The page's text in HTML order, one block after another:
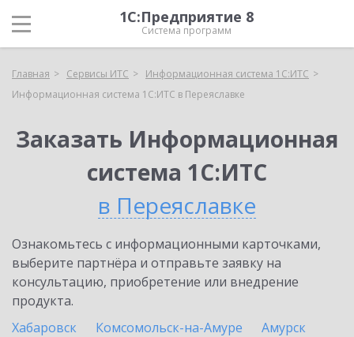
1С:Предприятие 8
Система программ
Главная Сервисы ИТС
Информационная система 1С:ИТС
Информационная система 1С:ИТС в Переяславке
Заказать Информационная
система 1С:ИТС
в Переяславке
Ознакомьтесь с информационными карточками,
выберите партнёра и отправьте заявку на
консультацию, приобретение или внедрение
продукта.
Хабаровск
Комсомольск-на-Амуре
Амурск